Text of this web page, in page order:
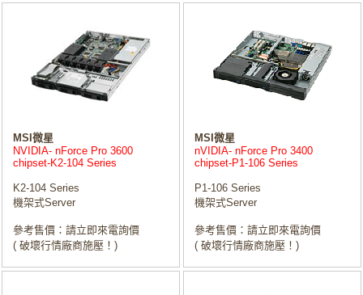
MSI微星
NVIDIA- nForce Pro 3600
chipset-K2-104 Series
K2-104 Series
機架式Server
參考售價：請立即來電詢價
( 破壞行情廠商施壓！)
MSI微星
nVIDIA- nForce Pro 3400
chipset-P1-106 Series
P1-106 Series
機架式Server
參考售價：請立即來電詢價
( 破壞行情廠商施壓！)